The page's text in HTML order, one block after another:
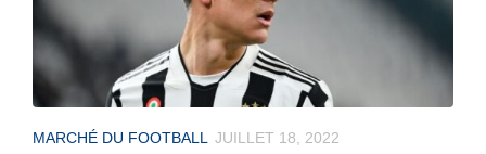
MARCHÉ DU FOOTBALL JUILLET 18, 2022